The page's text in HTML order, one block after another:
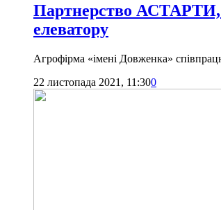
Партнерство АСТАРТИ,
елеватору
Агрофірма «імені Довженка»
22 листопада 2021, 11:300